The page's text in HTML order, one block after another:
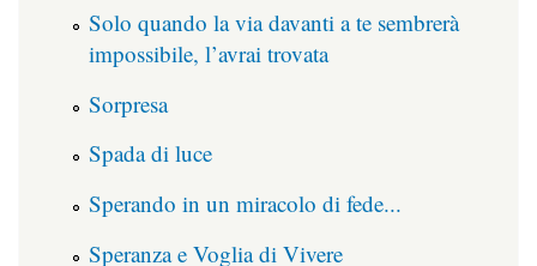
Solo quando la via davanti a te sembrerà
impossibile, l’avrai trovata
Sorpresa
Spada di luce
Sperando in un miracolo di fede...
Speranza e Voglia di Vivere